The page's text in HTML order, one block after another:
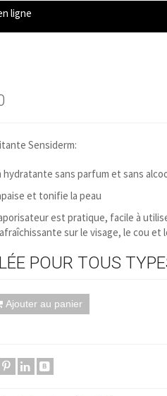
ligne
Sensiderm:
hydratante sans parfum et sans
et tonifie la peau
est pratique, facile à
sur le visage, le cou et
POUR TOUS
Ajouter au panier